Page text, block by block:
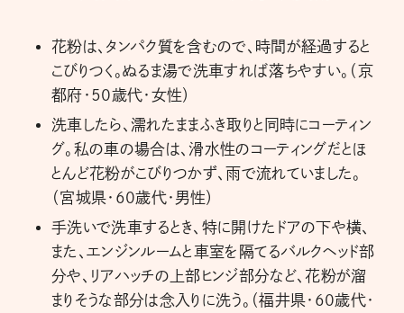
花粉は、タンパク質を含むので、時間が経過すると
こびりつく。ぬるま湯で洗車すれば落ちやすい。（京
都府・50歳代・女性）
洗車したら、濡れたままふき取りと同時にコーティン
グ。私の車の場合は、滑水性のコーティングだとほ
とんど花粉がこびりつかず、雨で流れていました。
（宮城県・60歳代・男性）
手洗いで洗車するとき、特に開けたドアの下や横、
また、エンジンルームと車室を隔てるバルクヘッド部
分や、リアハッチの上部ヒンジ部分など、花粉が溜
まりそうな部分は念入りに洗う。（福井県・60歳代・